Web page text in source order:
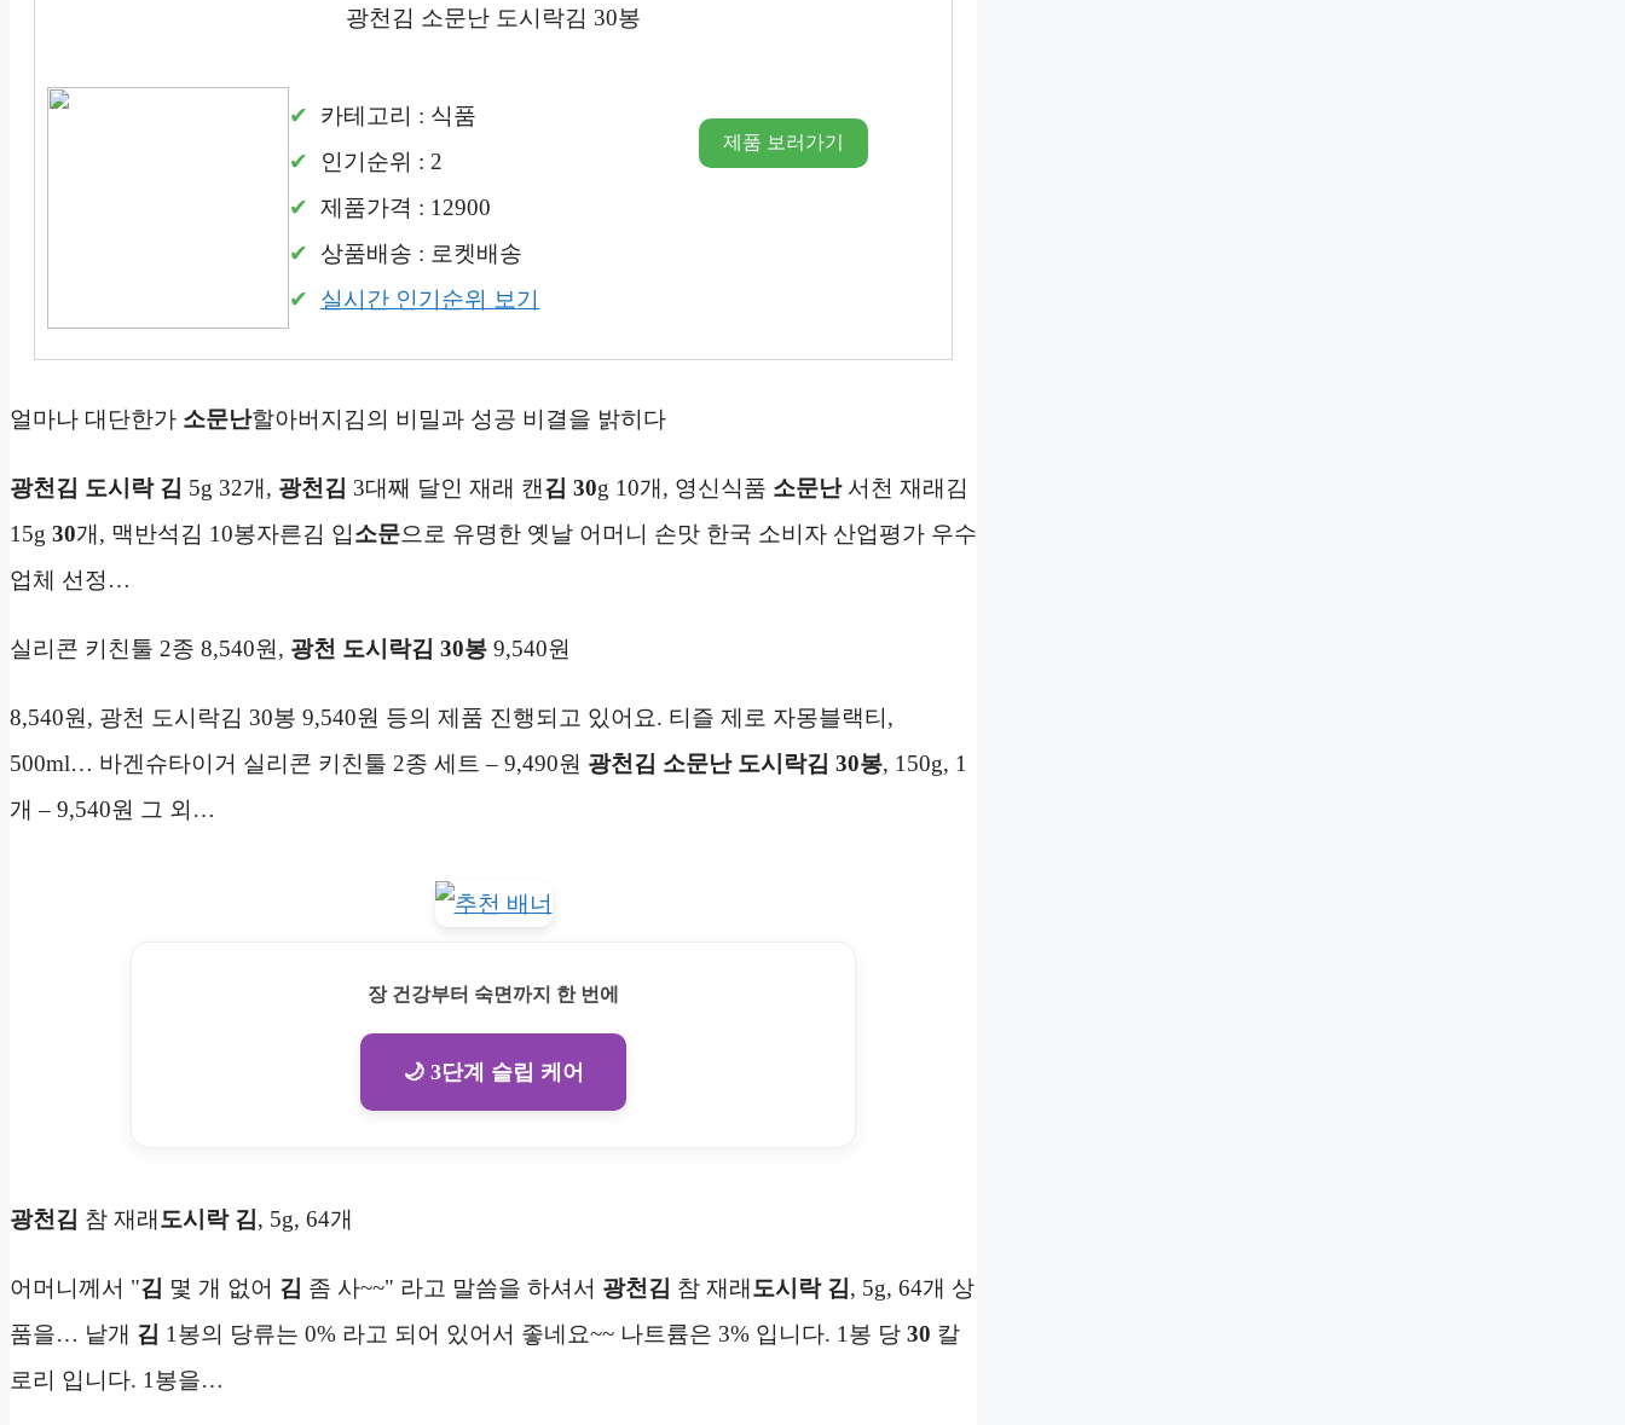
광천김 소문난 도시락김 30봉
카테고리 : 식품
인기순위 : 2
제품가격 : 12900
상품배송 : 로켓배송
실시간 인기순위 보기
제품 보러가기
얼마나 대단한가 소문난할아버지김의 비밀과 성공 비결을 밝히다
광천김 도시락 김 5g 32개, 광천김 3대째 달인 재래 캔김 30g 10개, 영신식품 소문난서천 재래김
15g 30개, 맥반석김 10봉자른김 입소문으로 유명한 옛날 어머니 손맛 한국 소비자 산업평가 우수
업체 선정…
실리콘 키친툴 2종 8,540원, 광천 도시락김 30봉 9,540원
8,540원, 광천 도시락김 30봉 9,540원 등의 제품 진행되고 있어요. 티즐 제로 자몽블랙티,
500ml… 바겐슈타이거 실리콘 키친툴 2종 세트 – 9,490원 광천김 소문난 도시락김 30봉, 150g, 1
개 – 9,540원 그 외…
장 건강부터 숙면까지 한 번에
🌙 3단계 슬립 케어
광천김 참 재래 도시락 김, 5g, 64개
어머니께서 "김 몇 개 없어 김 좀 사~~" 라고 말씀을 하셔서 광천김 참 재래 도시락 김, 5g, 64개 상
품을… 낱개 김 1봉의 당류는 0% 라고 되어 있어서 좋네요~~ 나트륨은 3% 입니다. 1봉 당 30 칼
로리 입니다. 1봉을…